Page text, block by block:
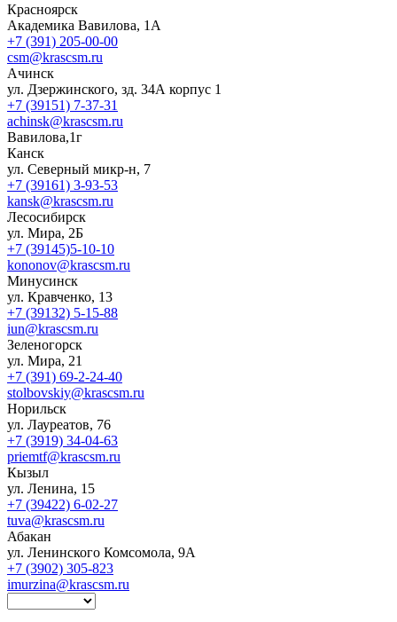
Красноярск
Академика Вавилова, 1А
+7 (391) 205-00-00
csm@krascsm.ru
Ачинск
ул. Дзержинского, зд. 34А корпус 1
+7 (39151) 7-37-31
achinsk@krascsm.ru
Вавилова,1г
Канск
ул. Северный микр-н, 7
+7 (39161) 3-93-53
kansk@krascsm.ru
Лесосибирск
ул. Мира, 2Б
+7 (39145)5-10-10
kononov@krascsm.ru
Минусинск
ул. Кравченко, 13
+7 (39132) 5-15-88
iun@krascsm.ru
Зеленогорск
ул. Мира, 21
+7 (391) 69-2-24-40
stolbovskiy@krascsm.ru
Норильск
ул. Лауреатов, 76
+7 (3919) 34-04-63
priemtf@krascsm.ru
Кызыл
ул. Ленина, 15
+7 (39422) 6-02-27
tuva@krascsm.ru
Абакан
ул. Ленинского Комсомола, 9А
+7 (3902) 305-823
imurzina@krascsm.ru